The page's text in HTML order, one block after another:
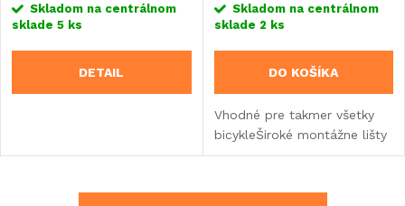
Skladom na centrálnom
sklade 5 ks
DETAIL
Skladom na centrálnom
sklade 2 ks
DO KOŠÍKA
Vhodné pre takmer všetky
bicykleŠiroké montážne lišty